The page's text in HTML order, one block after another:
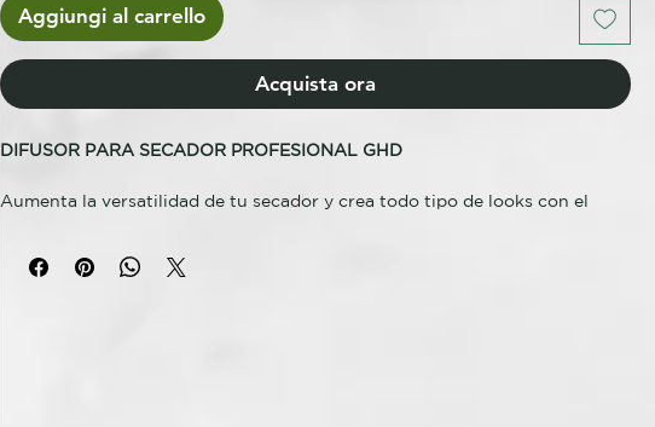
Aggiungi al carrello
Acquista ora
DIFUSOR PARA SECADOR PROFESIONAL GHD
Aumenta la versatilidad de tu secador y crea todo tipo de looks con el
Atrévete usando el difusor para crear un pelo rizado u ondulado o añade